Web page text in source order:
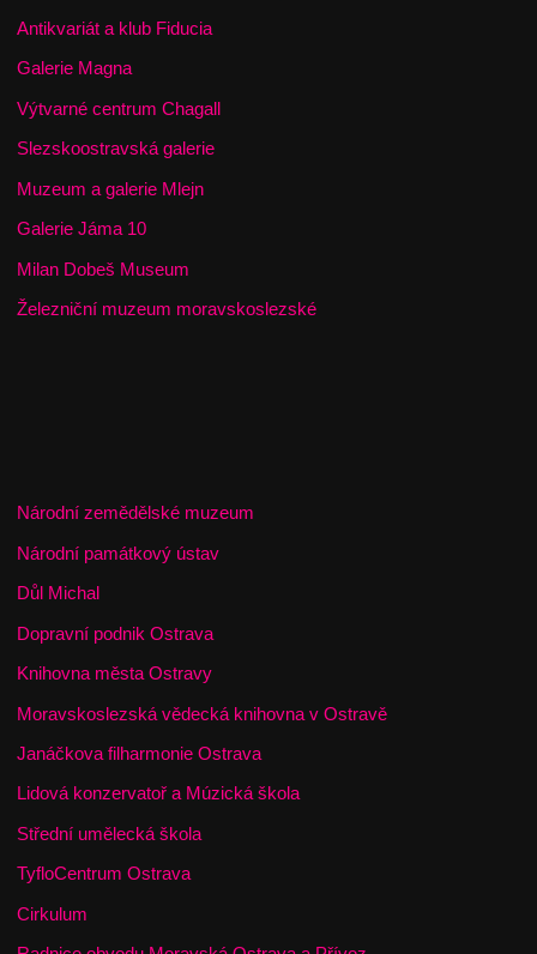
Antikvariát a klub Fiducia
Galerie Magna
Výtvarné centrum Chagall
Slezskoostravská galerie
Muzeum a galerie Mlejn
Galerie Jáma 10
Milan Dobeš Museum
Železniční muzeum moravskoslezské
Národní zemědělské muzeum
Národní památkový ústav
Důl Michal
Dopravní podnik Ostrava
Knihovna města Ostravy
Moravskoslezská vědecká knihovna v Ostravě
Janáčkova filharmonie Ostrava
Lidová konzervatoř a Múzická škola
Střední umělecká škola
TyfloCentrum Ostrava
Cirkulum